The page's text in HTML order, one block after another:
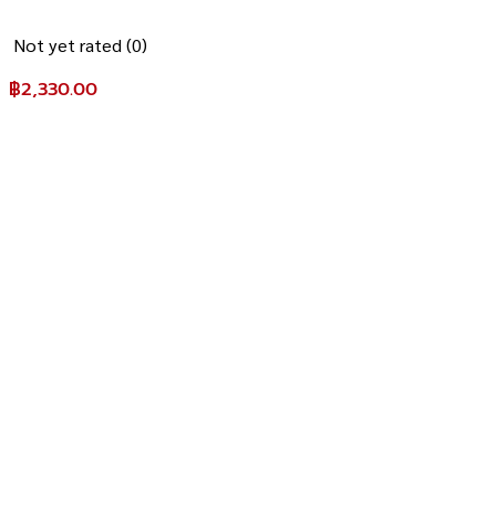
Not yet rated(0)
฿2,330.00